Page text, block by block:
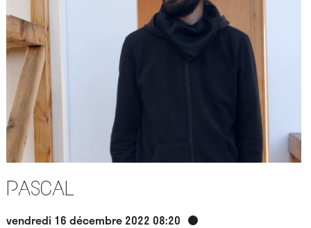
Pascal
vendredi 16 décembre 2022 08:20